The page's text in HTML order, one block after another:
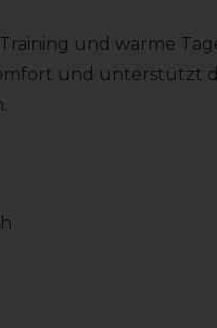
und warme
und unterstützt